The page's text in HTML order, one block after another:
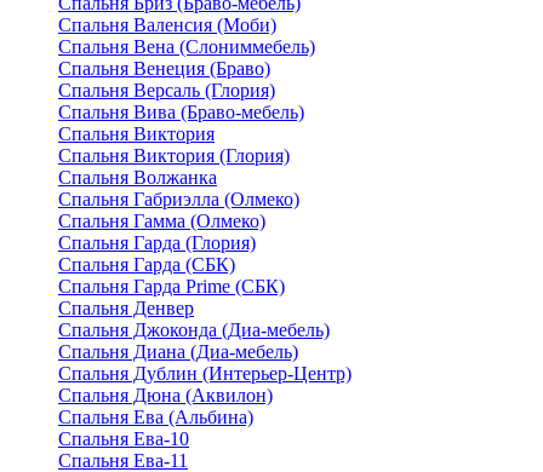
Спальня Валенсия (Моби)
Спальня Вена (Слониммебель)
Спальня Венеция (Браво)
Спальня Версаль (Глория)
Спальня Вива (Браво-мебель)
Спальня Виктория
Спальня Виктория (Глория)
Спальня Волжанка
Спальня Габриэлла (Олмеко)
Спальня Гамма (Олмеко)
Спальня Гарда (Глория)
Спальня Гарда (СБК)
Спальня Гарда Prime (СБК)
Спальня Денвер
Спальня Джоконда (Диа-мебель)
Спальня Диана (Диа-мебель)
Спальня Дублин (Интерьер-Центр)
Спальня Дюна (Аквилон)
Спальня Ева (Альбина)
Спальня Ева-10
Спальня Ева-11